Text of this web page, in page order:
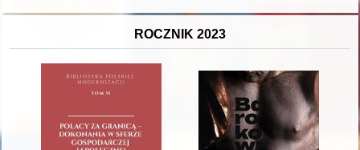
ROCZNIK 2023